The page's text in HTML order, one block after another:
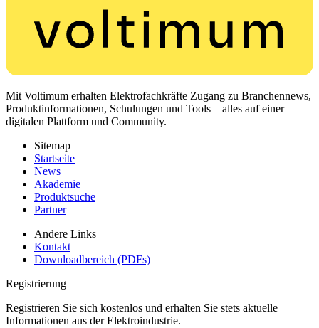
Mit Voltimum erhalten Elektrofachkräfte Zugang zu Branchennews,
Produktinformationen, Schulungen und Tools – alles auf einer
digitalen Plattform und Community.
Sitemap
Startseite
News
Akademie
Produktsuche
Partner
Andere Links
Kontakt
Downloadbereich (PDFs)
Registrierung
Registrieren Sie sich kostenlos und erhalten Sie stets aktuelle
Informationen aus der Elektroindustrie.